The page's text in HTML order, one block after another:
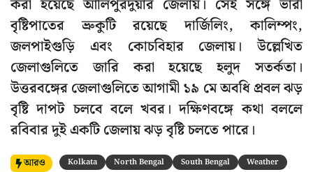
করা হয়েছে আলিপুরদুয়ার জেলায়। সেই সঙ্গে ভারী
বৃষ্টিপাতের ভ্রুকুটি রয়েছে দার্জিলিং, কালিম্পং,
জলপাইগুড়ি এবং কোচবিহার জেলায়। উল্লেখিত
জেলাগুলিতে জারি করা হয়েছে হলুদ সতর্কতা।
উত্তরবঙ্গের জেলাগুলিতে আগামী ১৯ মে অবধি প্রবল ঝড়
বৃষ্টি দাপট চলবে বলে খবর। দক্ষিণবঙ্গে কথা বললে
রবিবার দুই একটি জেলায় ঝড় বৃষ্টি চলতে পারে।
আরও Kolkata North Bengal South Bengal Weather